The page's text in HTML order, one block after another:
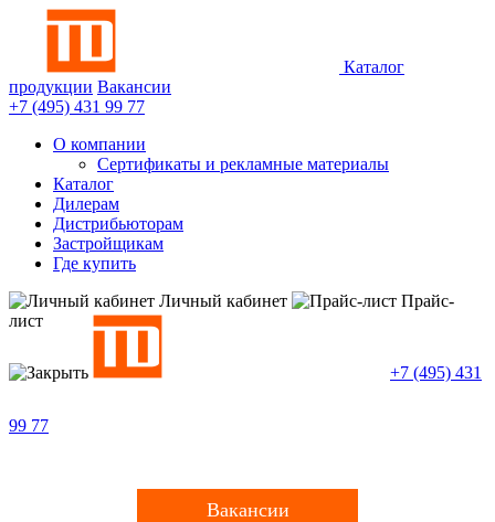
Каталог
продукции Вакансии
+7 (495) 431 99 77
О компании
Сертификаты и рекламные материалы
Каталог
Дилерам
Дистрибьюторам
Застройщикам
Где купить
Личный кабинет
Прайс-
лист
+7 (495) 431
99 77
Вакансии